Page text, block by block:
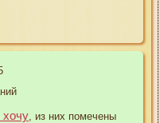
хочу , из них помечены